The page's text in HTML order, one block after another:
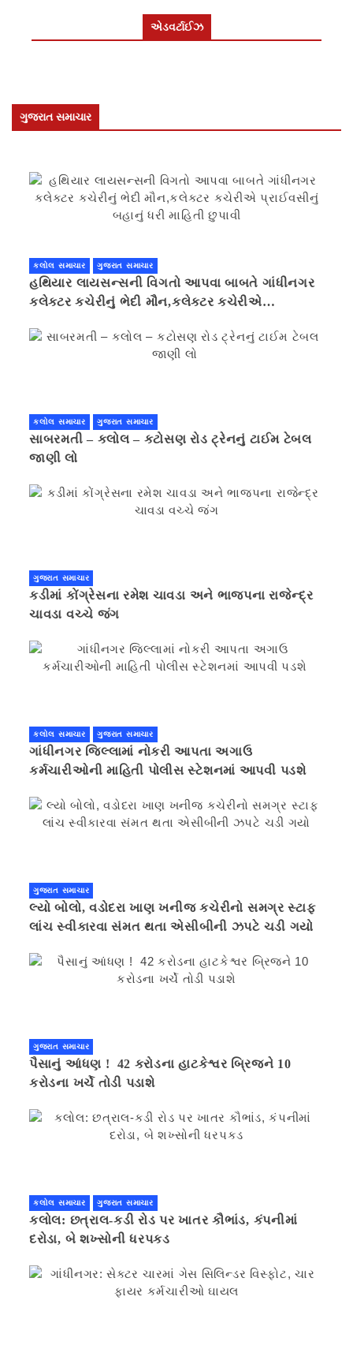
એડવર્ટાઈઝ
ગુજરાત સમાચાર
કલોલ સમાચાર ગુજરાત સમાચાર
હથિયાર લાયસન્સની વિગતો આપવા બાબતે ગાંધીનગર
કલેક્ટર કચેરીનું ભેદી મૌન,કલેક્ટર કચેરીએ
કલોલ સમાચાર ગુજરાત સમાચાર
સાબરમતી – કલોલ – કટોસણ રોડ ટ્રેનનું ટાઈમ ટેબલ
જાણી લો
ગુજરાત સમાચાર
કડીમાં કોંગ્રેસના રમેશ ચાવડા અને ભાજપના રાજેન્દ્ર
ચાવડા વચ્ચે જંગ
કલોલ સમાચાર ગુજરાત સમાચાર
ગાંધીનગર જિલ્લામાં નોકરી આપતા અગાઉ
કર્મચારીઓની માહિતી પોલીસ સ્ટેશનમાં આપવી પડશે
ગુજરાત સમાચાર
લ્યો બોલો, વડોદરા ખાણ ખનીજ કચેરીનો સમગ્ર સ્ટાફ
લાંચ સ્વીકારવા સંમત થતા એસીબીની ઝપટે ચડી ગયો
ગુજરાત સમાચાર
પૈસાનું આંધણ ! 42 કરોડના હાટકેશ્વર બ્રિજને 10
કરોડના ખર્ચે તોડી પડાશે
કલોલ સમાચાર ગુજરાત સમાચાર
કલોલ: છત્રાલ-કડી રોડ પર ખાતર કૌભાંડ, કંપનીમાં
દરોડા, બે શખ્સોની ધરપકડ